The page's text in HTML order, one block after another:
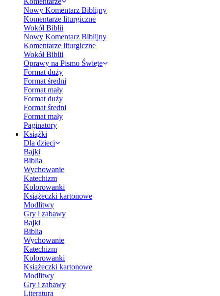
Nowy Komentarz Biblijny
Komentarze liturgiczne
Wokół Biblii
Nowy Komentarz Biblijny
Komentarze liturgiczne
Wokół Biblii
Oprawy na Pismo Święte
Format duży
Format średni
Format mały
Format duży
Format średni
Format mały
Paginatory
Książki
Dla dzieci
Bajki
Biblia
Wychowanie
Katechizm
Kolorowanki
Książeczki kartonowe
Modlitwy
Gry i zabawy
Bajki
Biblia
Wychowanie
Katechizm
Kolorowanki
Książeczki kartonowe
Modlitwy
Gry i zabawy
Literatura